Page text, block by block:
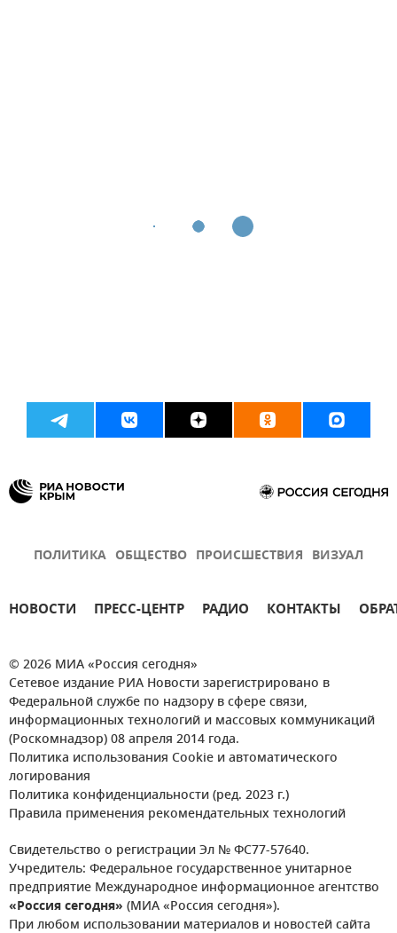
ПОЛИТИКА ОБЩЕСТВО ПРОИСШЕСТВИЯ ВИЗУАЛ
НОВОСТИ ПРЕСС-ЦЕНТР РАДИО КОНТАКТЫ
© 2026 МИА «Россия сегодня»
Сетевое издание РИА Новости зарегистрировано в
Федеральной службе по надзору в сфере связи,
информационных технологий и массовых коммуникаций
(Роскомнадзор) 08 апреля 2014 года.
Политика использования Cookie и автоматического
логирования
Политика конфиденциальности (ред. 2023 г.)
Правила применения рекомендательных технологий
Свидетельство о регистрации Эл № ФС77-57640.
Учредитель: Федеральное государственное унитарное
предприятие Международное информационное агентство
«Россия сегодня» (МИА «Россия сегодня»).
При любом использовании материалов и новостей сайта